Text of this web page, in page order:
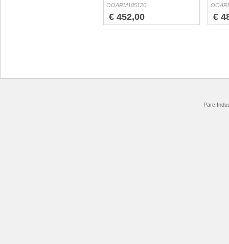
OOARM105120
€ 452,00 €
Parc